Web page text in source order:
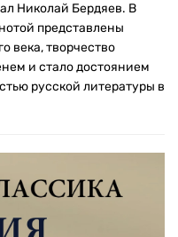
Николай Бердяев. В
представлены
века, творчество
и стало достоянием
русской литературы в